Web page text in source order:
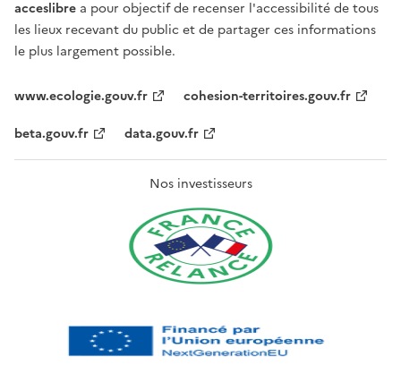
acceslibre a pour objectif de recenser l'accessibilité de tous
les lieux recevant du public et de partager ces informations
le plus largement possible.
www.ecologie.gouv.fr
cohesion-territoires.gouv.fr
beta.gouv.fr
data.gouv.fr
Nos investisseurs